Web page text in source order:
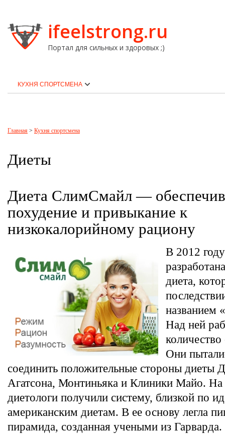
ifeelstrong.ru
Портал для сильных и здоровых ;)
КУХНЯ СПОРТСМЕНА
Главная > Кухня спортсмена
Диеты
Диета СлимСмайл —
похудение и привыкание к
низкокалорийному рациону
В 2012
диета,
названием
Над ней
количество
Они
соединить положительные стороны диеты
Агатсона, Монтиньяка и Клиники Майо. На
диетологи получили систему, близкой по
американским диетам. В ее основу легла
пирамида, созданная учеными из Гарварда.